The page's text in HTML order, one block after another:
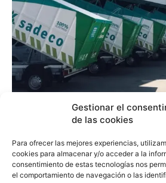
Gestionar el
de las cookies
Para ofrecer las mejores experiencias,
cookies para almacenar y/o acceder a la
consentimiento de estas tecnologías nos
el comportamiento de navegación o las
SADECO
flota 10 Maxus
eléctricos